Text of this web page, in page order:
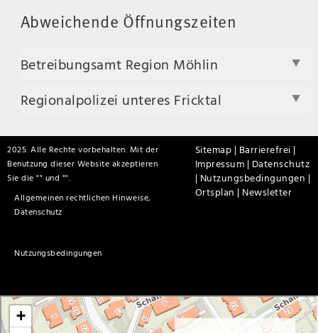
Abweichende Öffnungszeiten
Betreibungsamt Region Möhlin
Regionalpolizei unteres Fricktal
2025. Alle Rechte vorbehalten. Mit der
Benutzung dieser Website akzeptieren
Sie die "
Allgemeinen rechtlichen Hinweise,
Datenschutz
" und "
Nutzungsbedingungen
".
Sitemap | Barrierefrei |
Impressum | Datenschutz
| Nutzungsbedingungen |
Ortsplan | Newsletter